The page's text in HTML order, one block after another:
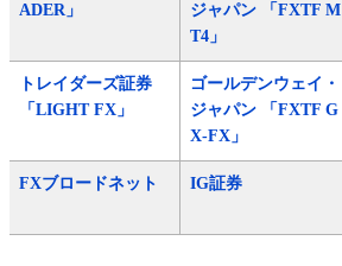
ADER」
ジャパン 「FXTF M
T4」
トレイダーズ証券
「LIGHT FX」
ゴールデンウェイ・
ジャパン 「FXTF G
X-FX」
FXブロードネット IG証券